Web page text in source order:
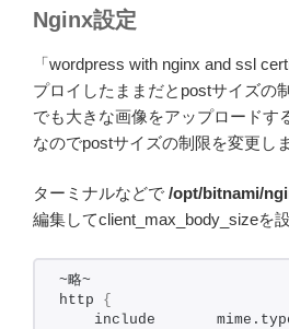
Nginx設定
「wordpress with nginx and ssl
プロイしたままだとpostサイズの
でも大きな画像をアップロードす
なのでpostサイズの制限を変更しま
ターミナルなどで /opt/bitnami/
編集してclient_max_body_sizeを
~略~
http {
include